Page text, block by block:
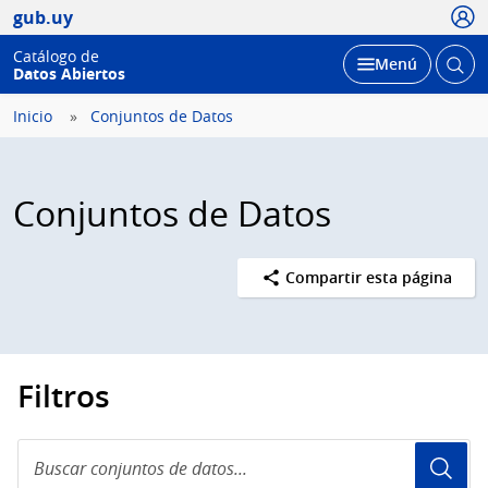
gub.uy
Catálogo de
Datos Abiertos
Desplegar
Menú Abrir
Inicio Conjuntos de Datos
Conjuntos de Datos
Compartir esta página
Filtros
conjuntos